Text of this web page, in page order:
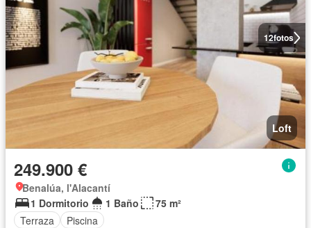
12fotos
Loft
249.900 €
Benalúa, l'Alacantí
1 Dormitorio
1 Baño
75 m²
Terraza
Piscina